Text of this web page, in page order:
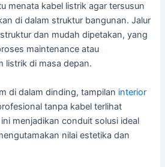
menata kabel listrik agar tersusun
di dalam struktur bangunan. Jalur
dan mudah dipetakan, yang
maintenance atau
listrik di masa depan.
di dalam dinding, tampilan interior
tanpa kabel terlihat
menjadikan conduit solusi ideal
nilai estetika dan